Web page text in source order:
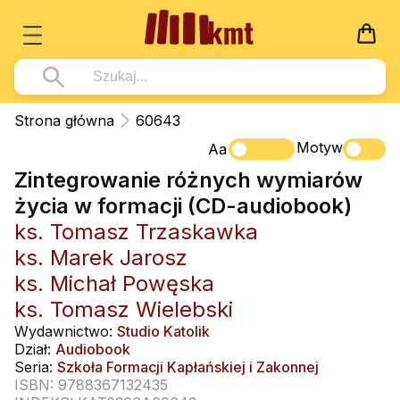
Książki
Wszystko z kategorii - Książki
Pismo Święte
Kościół Katolicki
Duszpasterstwo
Teologia
Życie chrześcijańskie
Duchowość
Literatura piękna
Wszystko z kategorii - Multimedia
DVD
CD-ROM
Muzyka
Rekolekcje i inne na CD
Śpiew i modlitwa
Muzyka klasyczna
Dla Dzieci
Wszystko z kategorii - Dla Dzieci
Literatura (D)
Płyty, DVD (D)
Podręczniki i pomoce dydaktyczne
Podręczniki
Wszystko z kategorii - Podręczniki
Podręczniki i pomoce dydaktyczne
Zabawa i Nauka
Nowości
Zaloguj się
Strona główna
60643
Aa
Motyw
Zintegrowanie różnych wymiarów
życia w formacji (CD-audiobook)
ks. Tomasz Trzaskawka
ks. Marek Jarosz
ks. Michał Powęska
ks. Tomasz Wielebski
Wydawnictwo: Studio Katolik
Dział: Audiobook
Seria: Szkoła Formacji Kapłańskiej i Zakonnej
ISBN: 9788367132435